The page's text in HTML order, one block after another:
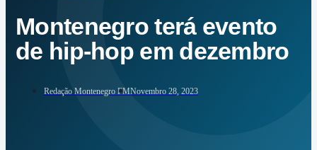
Montenegro terá evento
de hip-hop em dezembro
Redação Montenegro FMNovembro 28, 2023